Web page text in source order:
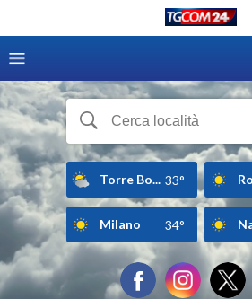
Torre Bo... 33°
Milano 34°